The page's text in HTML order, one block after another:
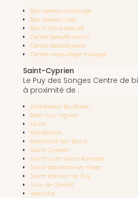
Bon cadeau massage
Bon cadeau noël
Bon institut beauté
Centre beauté mains
Centre beauté pieds
Centre maquillage mariage
Saint-Cyprien
Le Puy des Songes Centre de
à proximité de :
Andrézieux-Bouthéon
Boën-sur-Lignon
Feurs
Montbrison
Montrond-les-Bains
Saint-Cyprien
Saint-Just-Saint-Rambert
Saint-Marcellin-en-Forez
Saint-Romain-le-Puy
Sury-le-Comtal
Veauche